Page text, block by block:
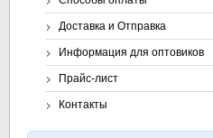
Доставка и Отправка
Информация для оптовиков
Прайс-лист
Контакты